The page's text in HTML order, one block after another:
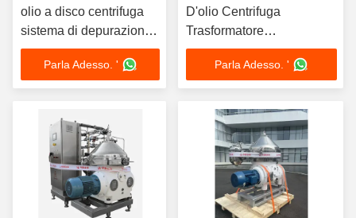
olio a disco centrifuga
sistema di depurazione
dell'olio lubrificante
7.5kW Motore con
SS316L Bowl 380V 3
Parla Adesso. '
D'olio Centrifuga
Trasformatore
Purificazione Dell'olio
4kW Motore 380V Vuoto
Disidratazione Carrello
Mobile Design
Parla Adesso. '